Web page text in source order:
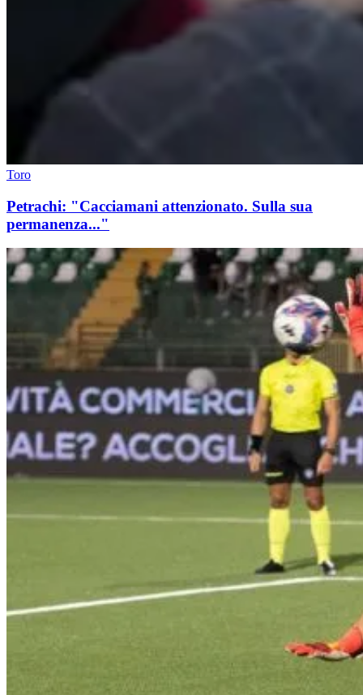
Toro
Petrachi: "Cacciamani attenzionato. Sulla sua
permanenza..."